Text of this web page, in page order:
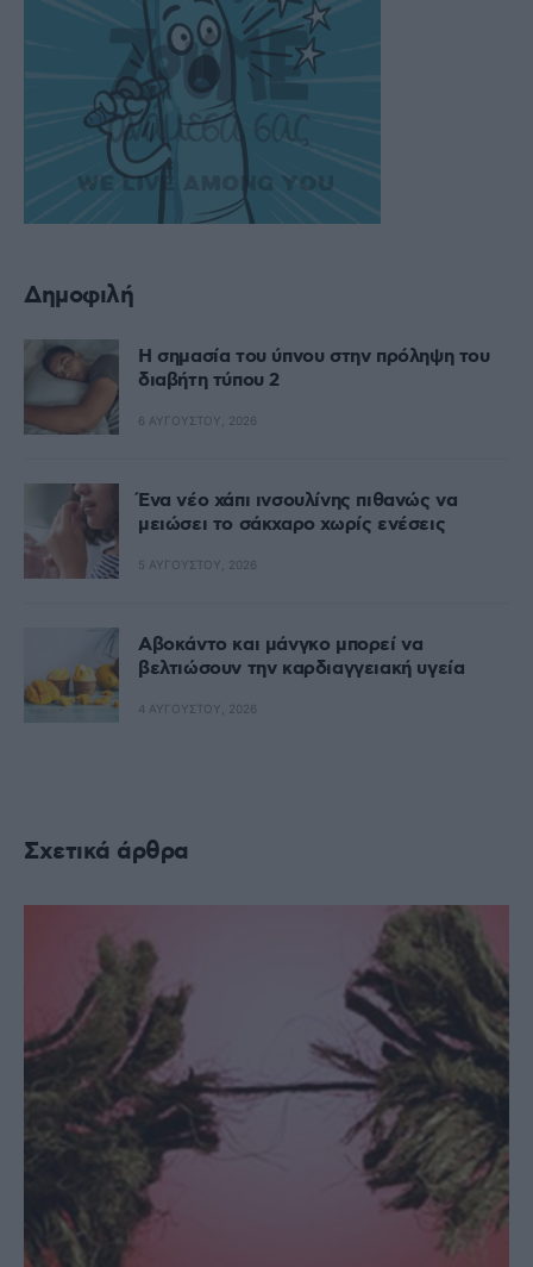
Δημοφιλή
Η σημασία του ύπνου στην πρόληψη του
διαβήτη τύπου 2
6 ΑΥΓΟΎΣΤΟΥ, 2026
Ένα νέο χάπι ινσουλίνης πιθανώς να
μειώσει το σάκχαρο χωρίς ενέσεις
5 ΑΥΓΟΎΣΤΟΥ, 2026
Αβοκάντο και μάνγκο μπορεί να
βελτιώσουν την καρδιαγγειακή υγεία
4 ΑΥΓΟΎΣΤΟΥ, 2026
Σχετικά άρθρα